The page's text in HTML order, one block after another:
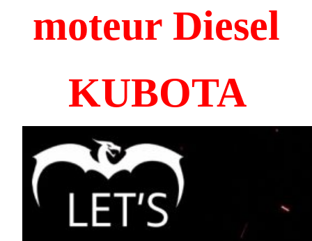
moteur Diesel
KUBOTA